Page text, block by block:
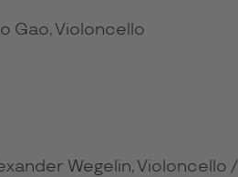
Gao, Violoncello
Wegelin, Violoncello /